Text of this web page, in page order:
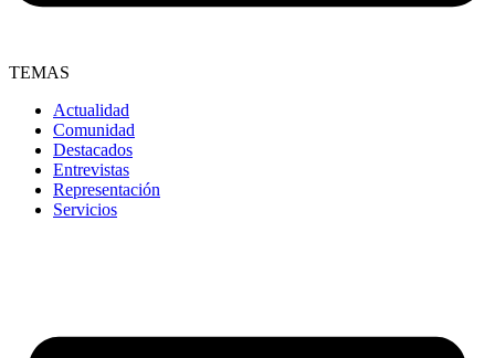
TEMAS
Actualidad
Comunidad
Destacados
Entrevistas
Representación
Servicios